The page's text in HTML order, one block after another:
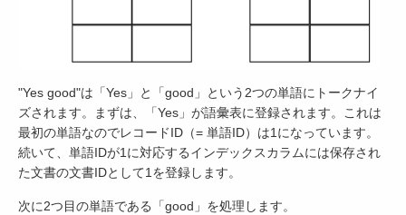
"Yes good"は「Yes」と「good」という2つの単語にトークナイ
ズされます。まずは、「Yes」が語彙表に登録されます。これは
最初の単語なのでレコードID（= 単語ID）は1になっています。
続いて、単語IDが1に対応するインデックスカラムには保存され
た文書の文書IDとして1を登録します。
次に2つ目の単語である「good」を処理します。